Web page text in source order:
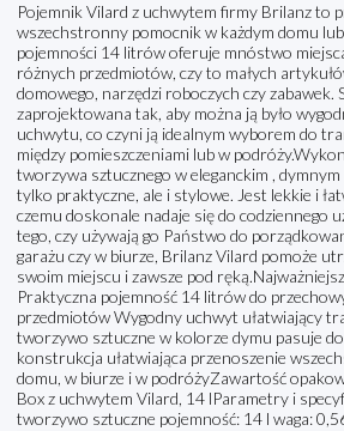
Pojemnik Vilard z uchwytem firmy Brilanz to
wszechstronny pomocnik w każdym domu
pojemności 14 litrów oferuje mnóstwo
różnych przedmiotów, czy to małych
domowego, narzędzi roboczych czy zabawek.
zaprojektowana tak, aby można ją było
uchwytu, co czyni ją idealnym wyborem do
między pomieszczeniami lub w
tworzywa sztucznego w eleganckim ,
tylko praktyczne, ale i stylowe. Jest lekkie i
czemu doskonale nadaje się do codziennego
tego, czy używają go Państwo do
garażu czy w biurze, Brilanz Vilard pomoże
swoim miejscu i zawsze pod
Praktyczna pojemność 14 litrów do
przedmiotów Wygodny uchwyt ułatwiający
tworzywo sztuczne w kolorze dymu pasuje
konstrukcja ułatwiająca przenoszenie
domu, w biurze i w podróżyZawartość
Box z uchwytem Vilard, 14 lParametry i
tworzywo sztuczne pojemność: 14 l waga: